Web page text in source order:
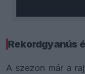
Rekordgyanús
A szezon már a